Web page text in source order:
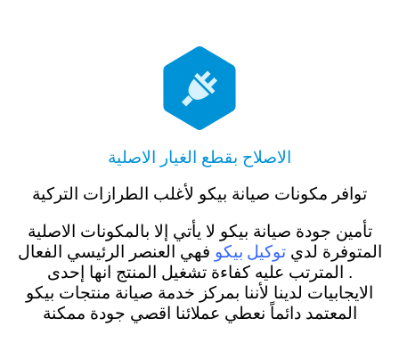

الاصلاح بقطع الغيار الاصلية
توافر مكونات صيانة بيكو لأغلب الطرازات التركية
تأمين جودة صيانة بيكو لا يأتي إلا بالمكونات الاصلية
المتوفرة لدي توكيل بيكو فهي العنصر الرئيسي الفعال
. المترتب عليه كفاءة تشغيل المنتج انها إحدى
الايجابيات لدينا لأننا بمركز خدمة صيانة منتجات بيكو
المعتمد دائماً نعطي عملائنا اقصي جودة ممكنة